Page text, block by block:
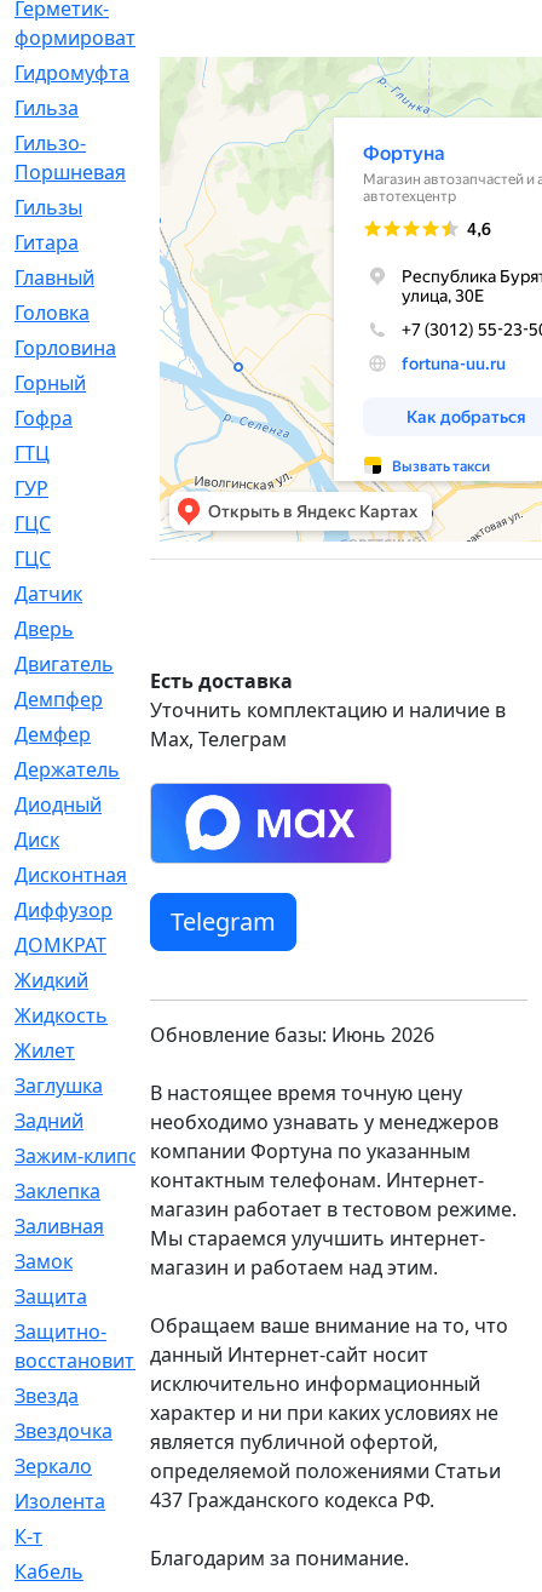
Герметик-
формирователь
Гидромуфта
[47]
Гильза
[56]
Гильзо-
Поршневая
[13]
Гильзы
[259]
Гитара
[7]
Главный
[29]
Головка
[28]
Горловина
[14]
Горный
[1]
Гофра
[86]
ГТЦ
ГУР
[34]
ГЦC
[6]
ГЦС
[74]
Датчик
Дверь
Двигатель
Демпфер
[2]
Демфер
[1]
Держатель
Диодный
[3]
Диск
[418]
Дисконтная
Диффузор
[1]
ДОМКРАТ
[1]
Жидкий
Жидкость
Жилет
[1]
Заглушка
[21]
Задний
[528]
Зажим-клипса
[1]
Заклепка
[1]
Заливная
[4]
Замок
[12]
Защита
Защитно-
восстановительный
[4]
Звезда
[1]
Звездочка
[5]
Зеркало
[369]
Изолента
[1]
К-т
Кабель
[50]
Есть доставка
Уточнить комплектацию и наличие в
Max, Телеграм
Telegram
Обновление базы: Июнь 2026
В настоящее время точную цену
необходимо узнавать у менеджеров
компании Фортуна по указанным
контактным телефонам. Интернет-
магазин работает в тестовом режиме.
Мы стараемся улучшить интернет-
магазин и работаем над этим.
Обращаем ваше внимание на то, что
данный Интернет-сайт носит
исключительно информационный
характер и ни при каких условиях не
является публичной офертой,
определяемой положениями Статьи
437 Гражданского кодекса РФ.
Благодарим за понимание.